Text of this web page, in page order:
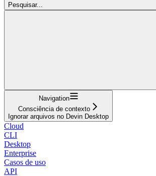
Pesquisar...
Navigation
Consciência de contexto
Ignorar arquivos no Devin Desktop
Cloud
CLI
Desktop
Enterprise
Casos de uso
API